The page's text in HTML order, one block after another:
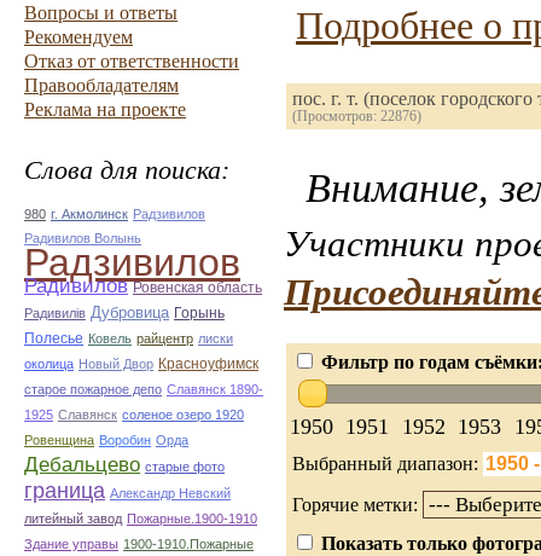
Вопросы и ответы
Рекомендуем
Отказ от ответственности
Правообладателям
Реклама на проекте
Слова для поиска:
980 г. Акмолинск Радзивилов
Радивилов Волынь
Радзивилов
Радивилов Ровенская область
Радивилiв Дубровица Горынь
Полесье Ковель райцентр лиски
околица Новый Двор Красноуфимск
старое пожарное депо Славянск 1890-
1925 Славянск соленое озеро 1920
Ровенщина Воробин Орда
Дебальцево старые фото
граница Александр Невский
литейный завод Пожарные.1900-1910
Здание управы 1900-1910.Пожарные
Подробнее о
пос. г. т. (поселок
(Просмотров: 22876)
Внимание,
Участники
Фильтр по годам
1950 1951 1952 1953
Выбранный диапазон:
Горячие метки:
Показать только